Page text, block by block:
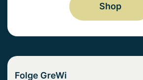
Shop
Folge GreWi